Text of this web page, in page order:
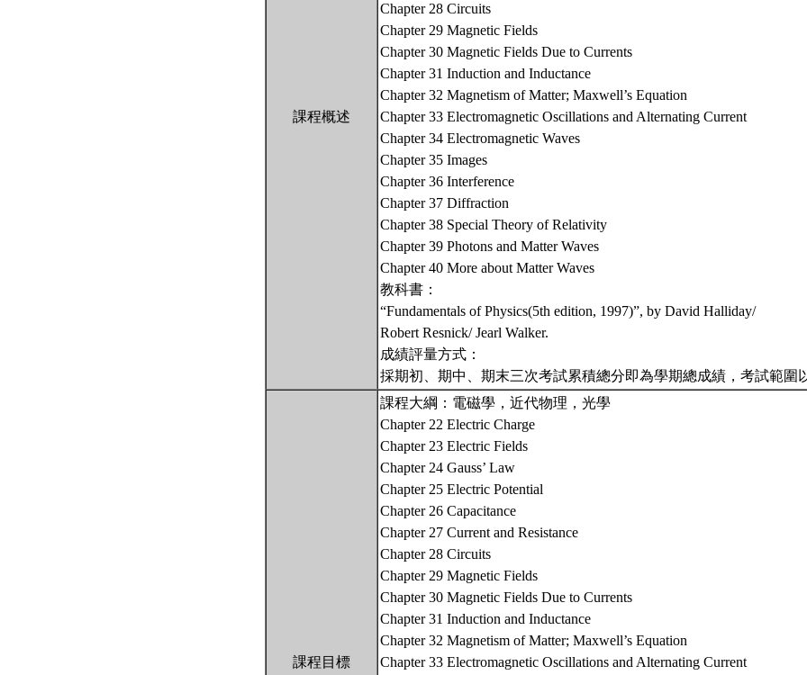
課程概述
Chapter 28 Circuits
Chapter 29 Magnetic Fields
Chapter 30 Magnetic Fields Due to Currents
Chapter 31 Induction and Inductance
Chapter 32 Magnetism of Matter; Maxwell’s Equation
Chapter 33 Electromagnetic Oscillations and Alternating Current
Chapter 34 Electromagnetic Waves
Chapter 35 Images
Chapter 36 Interference
Chapter 37 Diffraction
Chapter 38 Special Theory of Relativity
Chapter 39 Photons and Matter Waves
Chapter 40 More about Matter Waves
教科書：
“Fundamentals of Physics(5th edition, 1997)”, by David Halliday/
Robert Resnick/ Jearl Walker.
成績評量方式：
採期初、期中、期末三次考試累積總分即為學期總成績，考試範圍
課程目標
課程大綱：電磁學，近代物理，光學
Chapter 22 Electric Charge
Chapter 23 Electric Fields
Chapter 24 Gauss’ Law
Chapter 25 Electric Potential
Chapter 26 Capacitance
Chapter 27 Current and Resistance
Chapter 28 Circuits
Chapter 29 Magnetic Fields
Chapter 30 Magnetic Fields Due to Currents
Chapter 31 Induction and Inductance
Chapter 32 Magnetism of Matter; Maxwell’s Equation
Chapter 33 Electromagnetic Oscillations and Alternating Current